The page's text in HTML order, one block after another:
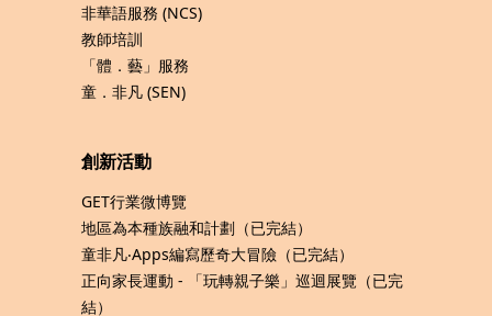
非華語服務 (NCS)
教師培訓
「體．藝」服務
童．非凡 (SEN)
創新活動
GET行業微博覽
地區為本種族融和計劃（已完結）
童非凡‧Apps編寫歷奇大冒險（已完結）
正向家長運動 - 「玩轉親子樂」巡迴展覽（已完
結）